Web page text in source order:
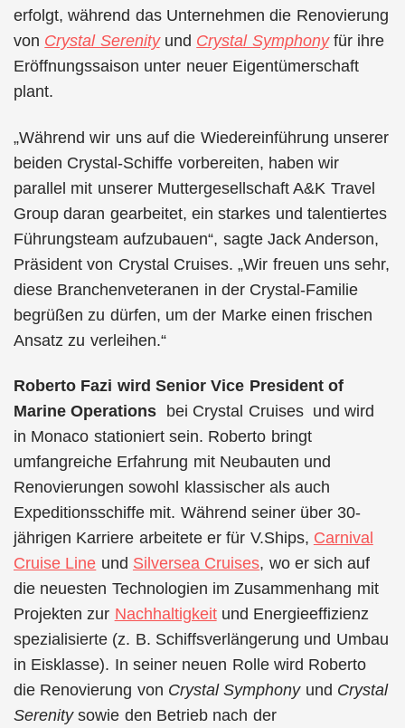
erfolgt, während das Unternehmen die Renovierung
von Crystal Serenityund Crystal Symphonyfür ihre
Eröffnungssaison unter neuer Eigentümerschaft
plant.
„Während wir uns auf die Wiedereinführung unserer
beiden Crystal-Schiffe vorbereiten, haben wir
parallel mit unserer Muttergesellschaft A&K Travel
Group daran gearbeitet, ein starkes und talentiertes
Führungsteam aufzubauen“, sagte Jack Anderson,
Präsident von Crystal Cruises. „Wir freuen uns sehr,
diese Branchenveteranen in der Crystal-Familie
begrüßen zu dürfen, um der Marke einen frischen
Ansatz zu verleihen.“
Roberto Fazi wird Senior Vice President of
Marine Operations bei Crystal Cruises und wird
in Monaco stationiert sein. Roberto bringt
umfangreiche Erfahrung mit Neubauten und
Renovierungen sowohl klassischer als auch
Expeditionsschiffe mit. Während seiner über 30-
jährigen Karriere arbeitete er für V.Ships, Carnival
Cruise Line und Silversea Cruises, wo er sich auf
die neuesten Technologien im Zusammenhang mit
Projekten zur Nachhaltigkeitund Energieeffizienz
spezialisierte (z. B. Schiffsverlängerung und Umbau
in Eisklasse). In seiner neuen Rolle wird Roberto
die Renovierung von Crystal Symphonyund Crystal
Serenitysowie den Betrieb nach der